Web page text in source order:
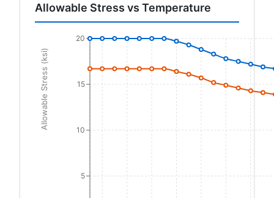
Allowable Stress vs Temperature
5
10
15
20
Allowable Stress (ksi)